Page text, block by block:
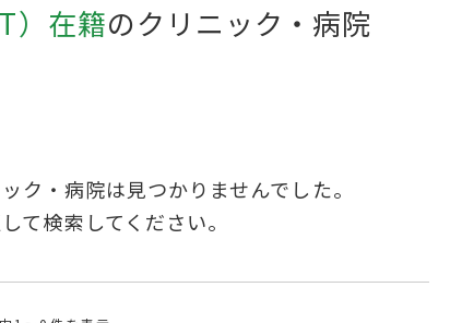
）在籍のクリニック・病院
ク・病院は見つかりませんでした。
て検索してください。